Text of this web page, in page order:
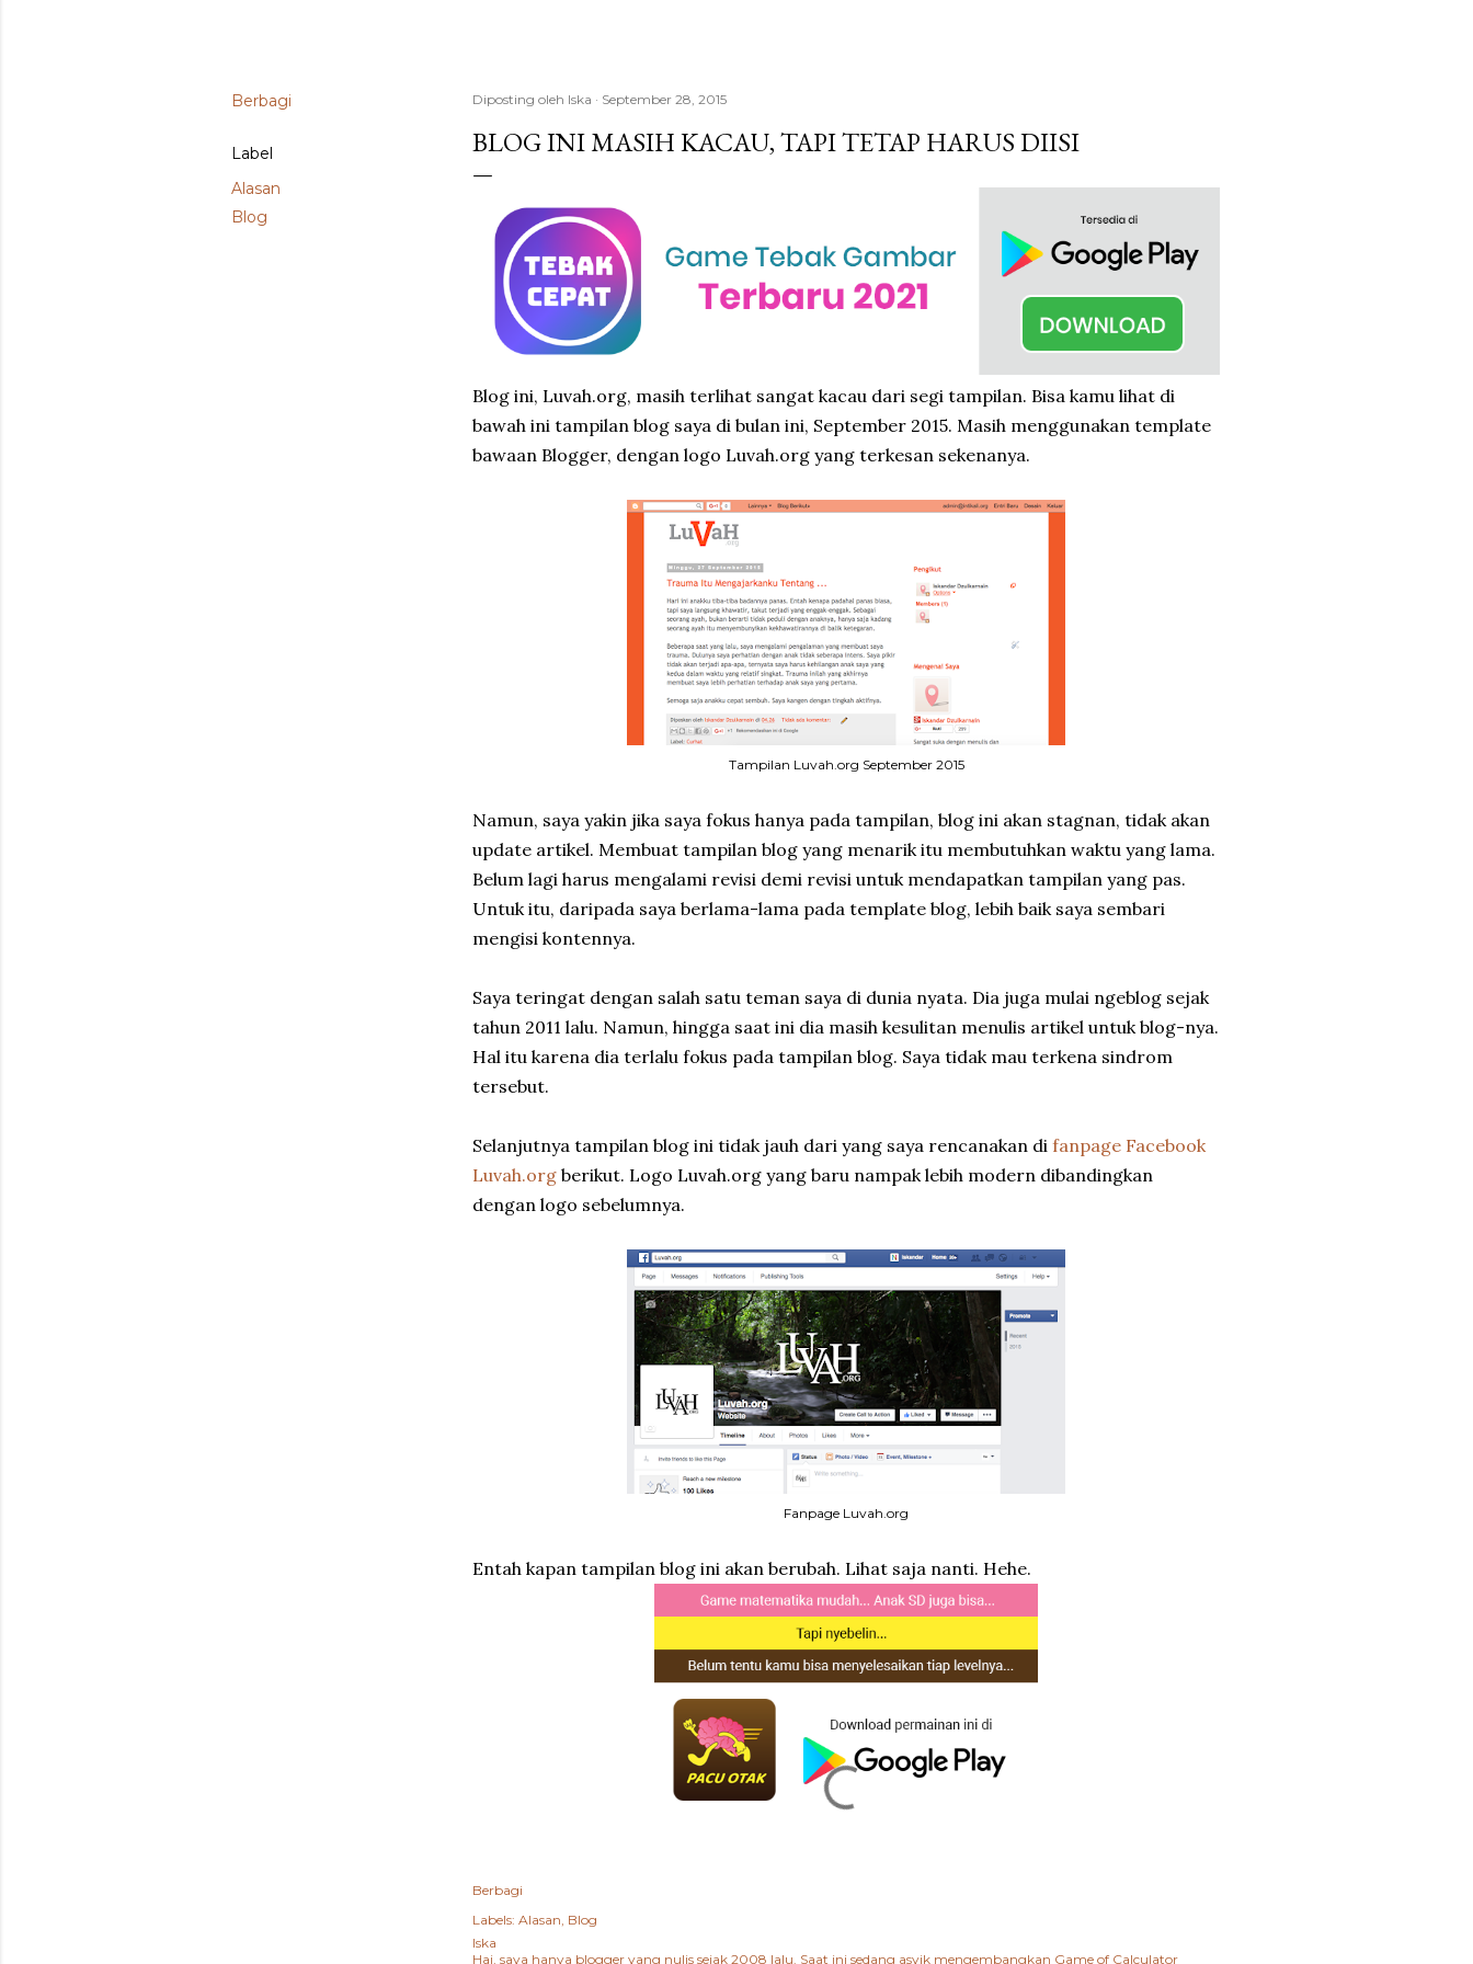
Berbagi
Label
Alasan
Blog
Diposting oleh Iska September 28, 2015
BLOG INI MASIH KACAU, TAPI TETAP HARUS DIISI
Blog ini, Luvah.org, masih terlihat sangat kacau dari segi tampilan. Bisa kamu lihat di
bawah ini tampilan blog saya di bulan ini, September 2015. Masih menggunakan template
bawaan Blogger, dengan logo Luvah.org yang terkesan sekenanya.
Tampilan Luvah.org September 2015
Namun, saya yakin jika saya fokus hanya pada tampilan, blog ini akan stagnan, tidak akan
update artikel. Membuat tampilan blog yang menarik itu membutuhkan waktu yang lama.
Belum lagi harus mengalami revisi demi revisi untuk mendapatkan tampilan yang pas.
Untuk itu, daripada saya berlama-lama pada template blog, lebih baik saya sembari
mengisi kontennya.
Saya teringat dengan salah satu teman saya di dunia nyata. Dia juga mulai ngeblog sejak
tahun 2011 lalu. Namun, hingga saat ini dia masih kesulitan menulis artikel untuk blog-nya.
Hal itu karena dia terlalu fokus pada tampilan blog. Saya tidak mau terkena sindrom
tersebut.
Selanjutnya tampilan blog ini tidak jauh dari yang saya rencanakan di fanpage Facebook
Luvah.org berikut. Logo Luvah.org yang baru nampak lebih modern dibandingkan
dengan logo sebelumnya.
Fanpage Luvah.org
Entah kapan tampilan blog ini akan berubah. Lihat saja nanti. Hehe.
Berbagi
Labels: Alasan Blog
Iska
Hai, saya hanya blogger yang nulis sejak 2008 lalu. Saat ini sedang asyik mengembangkan Game of Calculator